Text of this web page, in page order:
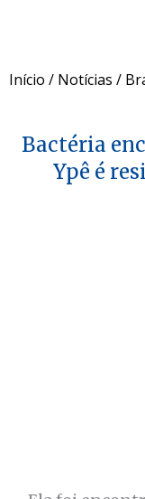
Início / Notícias /
Bactéria
Ypê é